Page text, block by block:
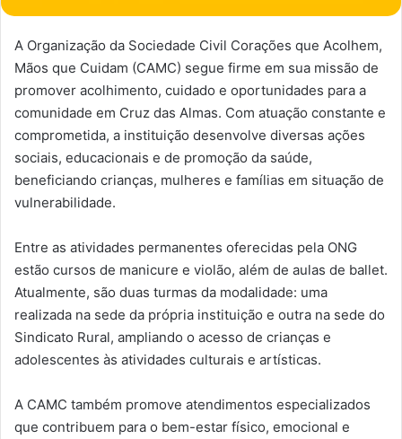
A Organização da Sociedade Civil Corações que Acolhem,
Mãos que Cuidam (CAMC) segue firme em sua missão de
promover acolhimento, cuidado e oportunidades para a
comunidade em Cruz das Almas. Com atuação constante e
comprometida, a instituição desenvolve diversas ações
sociais, educacionais e de promoção da saúde,
beneficiando crianças, mulheres e famílias em situação de
vulnerabilidade.
Entre as atividades permanentes oferecidas pela ONG
estão cursos de manicure e violão, além de aulas de ballet.
Atualmente, são duas turmas da modalidade: uma
realizada na sede da própria instituição e outra na sede do
Sindicato Rural, ampliando o acesso de crianças e
adolescentes às atividades culturais e artísticas.
A CAMC também promove atendimentos especializados
que contribuem para o bem-estar físico, emocional e